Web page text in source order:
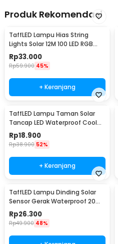
Produk Rekomendasi
TaffLED Lampu Hias String
Lights Solar 12M 100 LED RGB
Waterproof - YY-3210
Rp33.000
Rp59.900 45%
+ Keranjang
TaffLED Lampu Taman Solar
Tancap LED Waterproof Cool
White 6000K - YF-922
Rp18.900
Rp38.900 52%
+ Keranjang
TaffLED Lampu Dinding Solar
Sensor Gerak Waterproof 20
LED Cool White - L20
Rp26.300
Rp49.900 48%